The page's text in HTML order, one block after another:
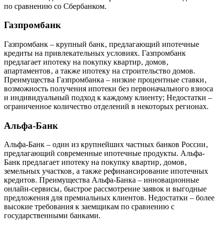
по сравнению со Сбербанком.
Газпромбанк
Газпромбанк – крупный банк‚ предлагающий ипотечные
кредиты на привлекательных условиях. Газпромбанк
предлагает ипотеку на покупку квартир‚ домов‚
апартаментов‚ а также ипотеку на строительство домов.
Преимущества Газпромбанка – низкие процентные ставки‚
возможность получения ипотеки без первоначального взноса
и индивидуальный подход к каждому клиенту; Недостатки –
ограниченное количество отделений в некоторых регионах.
Альфа-Банк
Альфа-Банк – один из крупнейших частных банков России‚
предлагающий современные ипотечные продукты. Альфа-
Банк предлагает ипотеку на покупку квартир‚ домов‚
земельных участков‚ а также рефинансирование ипотечных
кредитов. Преимущества Альфа-Банка – инновационные
онлайн-сервисы‚ быстрое рассмотрение заявок и выгодные
предложения для премиальных клиентов. Недостатки – более
высокие требования к заемщикам по сравнению с
государственными банками.